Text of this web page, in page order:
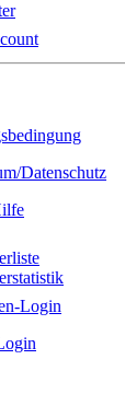
Datenschutz
Login